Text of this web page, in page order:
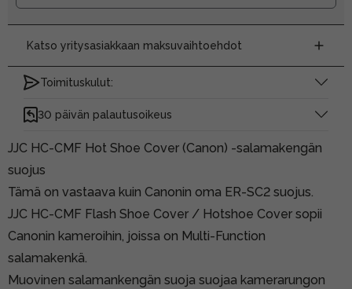
Katso yritysasiakkaan maksuvaihtoehdot
Toimituskulut:
30 päivän palautusoikeus
JJC HC-CMF Hot Shoe Cover (Canon) -salamakengän
suojus
Tämä on vastaava kuin Canonin oma ER-SC2 suojus.
JJC HC-CMF Flash Shoe Cover / Hotshoe Cover sopii
Canonin kameroihin, joissa on Multi-Function
salamakenkä.
Muovinen salamankengän suoja suojaa kamerarungon